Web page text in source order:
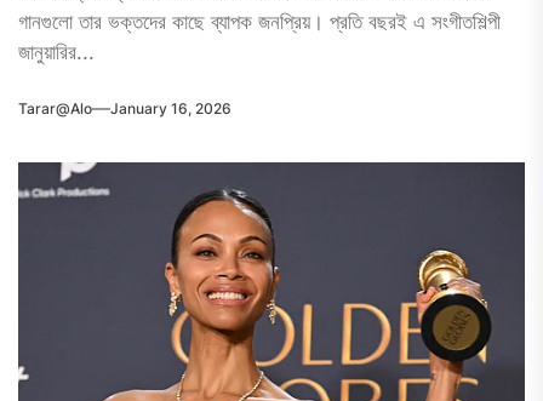
গানগুলো তার ভক্তদের কাছে ব্যাপক জনপ্রিয়। প্রতি বছরই এ সংগীতশিল্পী
জানুয়ারির...
Tarar@alo January 16, 2026